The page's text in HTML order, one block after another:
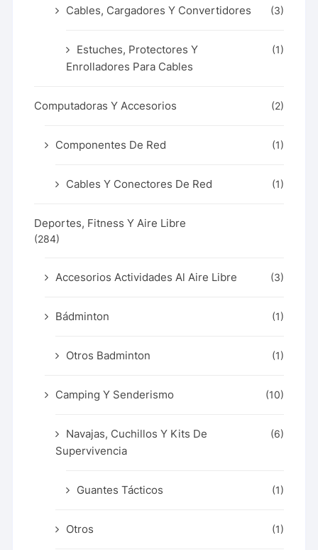
Cables, Cargadores Y Convertidores (3)
Estuches, Protectores Y
Enrolladores Para Cables
(1)
Computadoras Y Accesorios (2)
Componentes De Red (1)
Cables Y Conectores De Red (1)
Deportes, Fitness Y Aire Libre
(284)
Accesorios Actividades Al Aire Libre (3)
Bádminton (1)
Otros Badminton (1)
Camping Y Senderismo (10)
Navajas, Cuchillos Y Kits De
Supervivencia
(6)
Guantes Tácticos (1)
Otros (1)